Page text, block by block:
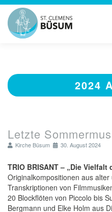
GESCHICHTE
2024
Letzte
Kirche Büsum 30. August 2024
TRIO BRISANT – „Die
Originalkompositionen aus
Transkriptionen von
20 Blockflöten von Piccolo bis
Bergmann und Elke Holm aus